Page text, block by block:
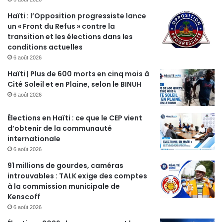
Haïti : l’Opposition progressiste lance
un « Front du Refus » contre la
transition et les élections dans les
conditions actuelles
6 août 2026
Haïti | Plus de 600 morts en cinq mois à
Cité Soleil et en Plaine, selon le BINUH
6 août 2026
Élections en Haïti : ce que le CEP vient
d’obtenir de la communauté
internationale
6 août 2026
91 millions de gourdes, caméras
introuvables : TALK exige des comptes
à la commission municipale de
Kenscoff
6 août 2026